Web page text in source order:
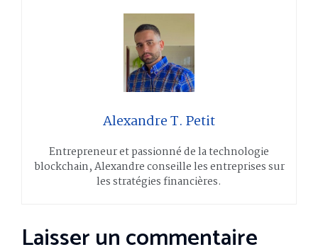
Alexandre T. Petit
Entrepreneur et passionné de la technologie
blockchain, Alexandre conseille les entreprises sur
les stratégies financières.
Laisser un commentaire